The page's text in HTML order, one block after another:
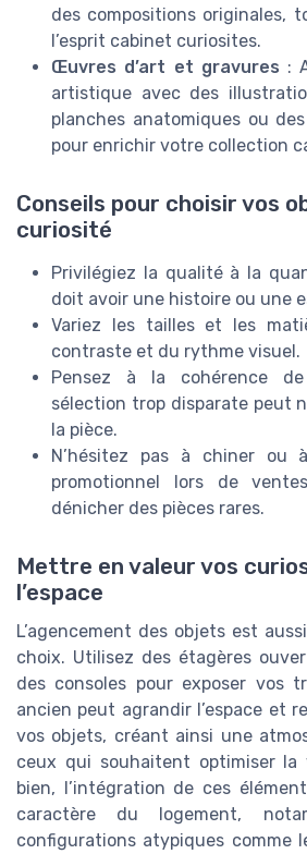
des compositions originales,
l’esprit cabinet curiosites.
Œuvres d’art et gravures :
artistique avec des
planches anatomiques ou
pour enrichir votre collection
Conseils pour choisir vos
curiosité
Privilégiez la qualité à la
doit avoir une histoire ou une
Variez les tailles et les
contraste et du rythme visuel.
Pensez à la cohérence
sélection trop disparate peut
la pièce.
N’hésitez pas à chiner ou
promotionnel lors de
dénicher des pièces rares.
Mettre en valeur vos
l’espace
L’agencement des objets est
choix. Utilisez des étagères
des consoles pour exposer vos
ancien peut agrandir l’espace et
vos objets, créant ainsi une
ceux qui souhaitent optimiser la
bien, l’intégration de ces
caractère du logement,
configurations atypiques comme